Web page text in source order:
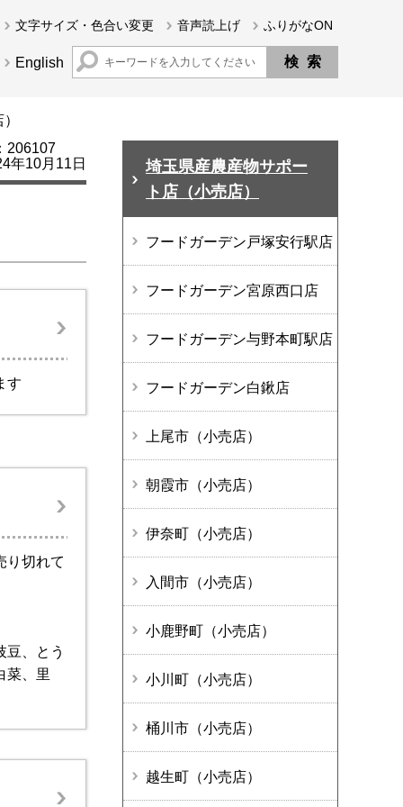
文字サイズ・色合い変更 音声読上げ ふりがなON
English
206107
年10月11日
す
り切れて
豆、とう
菜、里
埼玉県産農産物サポー
ト店（小売店）
フードガーデン戸塚安行駅店
フードガーデン宮原西口店
フードガーデン与野本町駅店
フードガーデン白鍬店
上尾市（小売店）
朝霞市（小売店）
伊奈町（小売店）
入間市（小売店）
小鹿野町（小売店）
小川町（小売店）
桶川市（小売店）
越生町（小売店）